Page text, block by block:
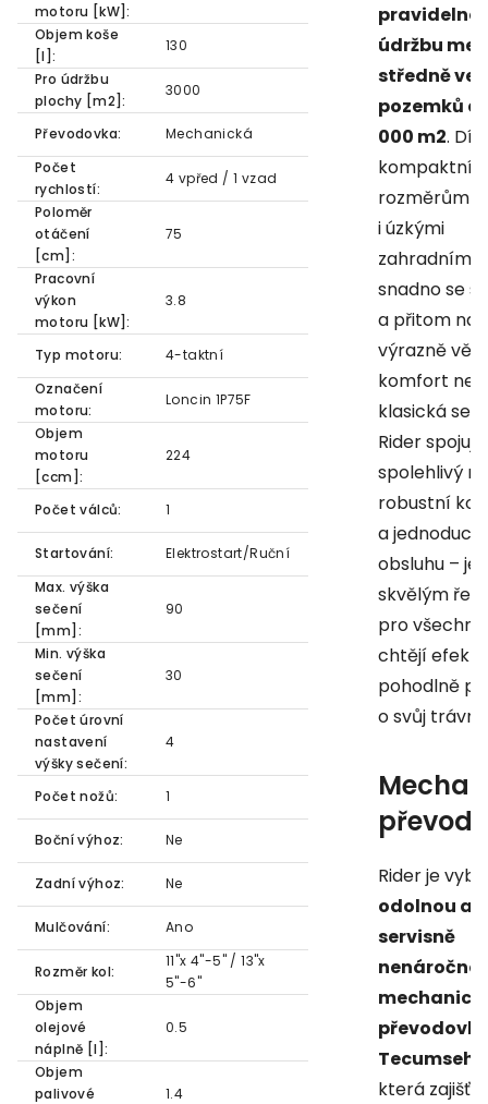
motoru [kW]:
Objem koše
[l]:
130
Pro údržbu
plochy [m2]:
3000
Převodovka:
Mechanická
Počet
rychlostí:
4 vpřed / 1 vzad
Poloměr
otáčení
[cm]:
75
Pracovní
výkon
motoru [kW]:
3.8
Typ motoru:
4-taktní
Označení
motoru:
Loncin 1P75F
Objem
motoru
[ccm]:
224
Počet válců: 1
Startování:
Elektrostart/Ruční
Max. výška
sečení
[mm]:
90
Min. výška
sečení
[mm]:
30
Počet úrovní
nastavení
výšky sečení:
4
Počet nožů: 1
Boční výhoz: Ne
Zadní výhoz: Ne
Mulčování: Ano
Rozměr kol:
11"x 4"-5" / 13"x
5"-6"
Objem
olejové
náplně [l]:
0.5
Objem
palivové
1.4
údržbu
středně
pozemků
000 m2.
rozměrům
i úzkými
zahradními
snadno se
a přitom
výrazně
komfort než
klasická
Rider spojuje
spolehlivý
robustní
a
obsluhu – je
skvělým
pro
chtějí
pohodlně
o svůj
Rider je
odolnou a
servisně
Tecumseh
která